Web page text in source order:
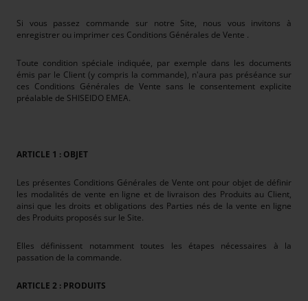
Si vous passez commande sur notre Site, nous vous invitons à
enregistrer ou imprimer ces Conditions Générales de Vente .
Toute condition spéciale indiquée, par exemple dans les documents
émis par le Client (y compris la commande), n'aura pas préséance sur
ces Conditions Générales de Vente sans le consentement explicite
préalable de SHISEIDO EMEA.
ARTICLE 1 : OBJET
Les présentes Conditions Générales de Vente ont pour objet de définir
les modalités de vente en ligne et de livraison des Produits au Client,
ainsi que les droits et obligations des Parties nés de la vente en ligne
des Produits proposés sur le Site.
Elles définissent notamment toutes les étapes nécessaires à la
passation de la commande.
ARTICLE 2 : PRODUITS